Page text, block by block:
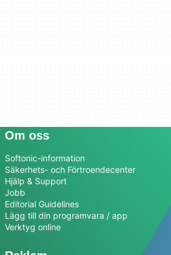
Om oss
Softonic-information
Säkerhets- och Förtroendecenter
Hjälp & Support
Jobb
Editorial Guidelines
Lägg till din programvara / app
Verktyg online